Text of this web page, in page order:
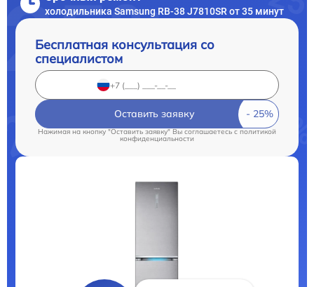
холодильника Samsung RB-38 J7810SR от 35 минут
Бесплатная консультация со
специалистом
Оставить заявку
Нажимая на кнопку "Оставить заявку" Вы соглашаетесь c политикой
конфиденциальности